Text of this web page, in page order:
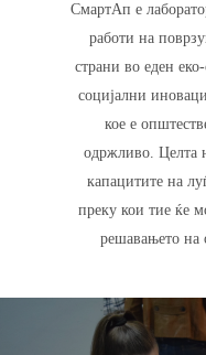
СмартАп е
работи на
страни во еден
социјални
кое е
одржливо. Целта
капацитите на
преку кои тие ќе
решавањето на